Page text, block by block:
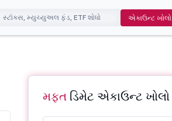
એકાઉન્ટ ખોલો
મફત ડિમેટ એકાઉન્ટ ખોલો